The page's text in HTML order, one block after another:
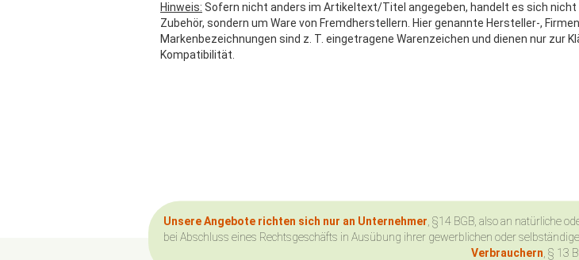
Hinweis: Sofern nicht anders im Artikeltext/Titel angegeben, handelt es sich nicht
Zubehör, sondern um Ware von Fremdherstellern. Hier genannte Hersteller-,
Markenbezeichnungen sind z. T. eingetragene Warenzeichen und dienen nur zur
Kompatibilität.
Unsere Angebote richten sich nur an Unternehmer , §14 BGB, also an natürliche
bei Abschluss eines Rechtsgeschäfts in Ausübung ihrer gewerblichen oder
Verbrauchern , § 13